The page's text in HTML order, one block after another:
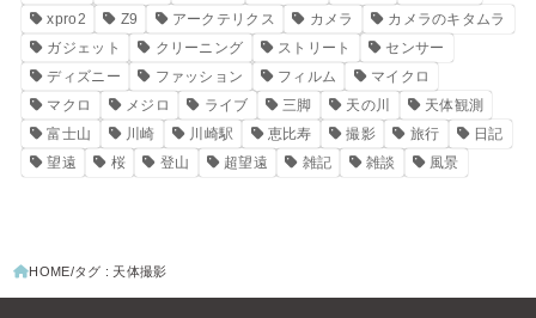
xpro2
Z9 アークテリクス カメラ
カメラのキタムラ
ガジェット
クリーニング ストリート
センサー
ディズニー
ファッション フィルム
マイクロ
マクロ
メジロ ライブ 三脚 天の川
天体観測
富士山
川崎 川崎駅 恵比寿 撮影 旅行
日記
望遠
桜 登山 超望遠 雑記 雑談 風景
HOME タグ : 天体撮影